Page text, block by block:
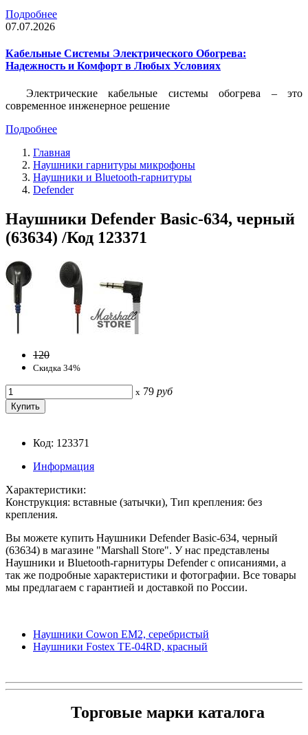
Подробнее
07.07.2026
Кабельные Системы Электрического Обогрева:
Надежность и Комфорт в Любых Условиях
Электрические кабельные системы обогрева – это
современное инженерное решение
Подробнее
Главная
Наушники гарнитуры микрофоны
Наушники и Bluetooth-гарнитуры
Defender
Наушники Defender Basic-634, черный
(63634) /Код 123371
120
Скидка 34%
x 79 руб
Код: 123371
Информация
Характеристики:
Конструкция: вставные (затычки), Тип крепления: без
крепления.
Вы можете купить Наушники Defender Basic-634, черный
(63634) в магазине "Marshall Store". У нас представлены
Наушники и Bluetooth-гарнитуры Defender с описаниями, а
так же подробные характеристики и фотографии. Все товары
мы предлагаем с гарантией и доставкой по России.
Наушники Cowon EM2, серебристый
Наушники Fostex TE-04RD, красный
Торговые марки каталога